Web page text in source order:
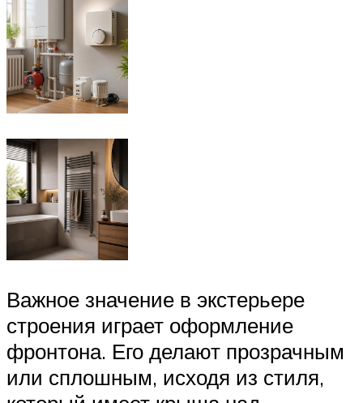
Важное значение в экстерьере
строения играет оформление
фронтона. Его делают прозрачным
или сплошным, исходя из стиля,